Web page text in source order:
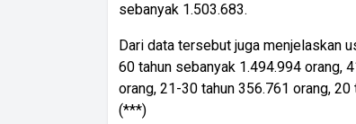
sebanyak 1.503.683.
Dari data tersebut juga menjelaskan
60 tahun sebanyak 1.494.994 orang,
orang, 21-30 tahun 356.761 orang, 20
(***)